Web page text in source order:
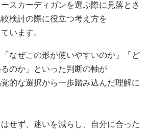
スカーディガンを選ぶ際に見落とさ
検討の際に役立つ考え方を
います。
なぜこの形が使いやすいのか」「ど
のか」といった判断の軸が
的な選択から一歩踏み込んだ理解に
せず、迷いを減らし、自分に合った